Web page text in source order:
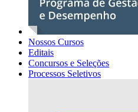
Nossos Cursos
Editais
Concursos e Seleções
Processos Seletivos